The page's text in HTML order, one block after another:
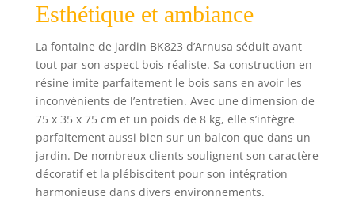
équipée de trois
spots LED qui, avec
leur lumière blanc
chaud, créent une
atmosphère
agréable. Données
et dimensions :
hauteur : 75 cm,
largeur : 35 cm,
profondeur : 26
cm. Matériau :
polyrésine, aspect
Esthétique et ambiance
La fontaine de jardin BK823 d’Arnusa séduit avant
tout par son aspect bois réaliste. Sa construction en
résine imite parfaitement le bois sans en avoir les
inconvénients de l’entretien. Avec une dimension de
75 x 35 x 75 cm et un poids de 8 kg, elle s’intègre
parfaitement aussi bien sur un balcon que dans un
jardin. De nombreux clients soulignent son caractère
décoratif et la plébiscitent pour son intégration
harmonieuse dans divers environnements.